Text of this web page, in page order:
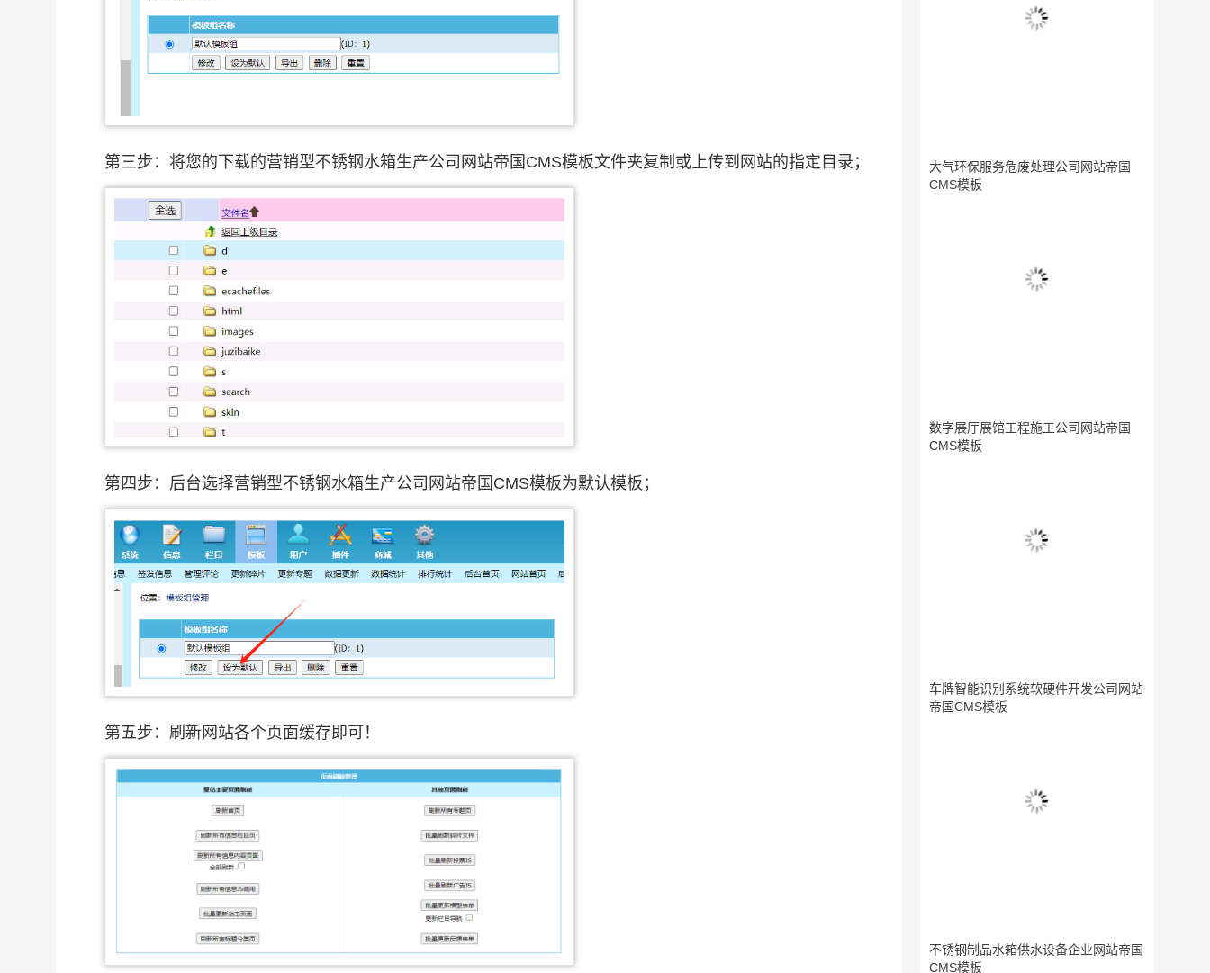
第三步：将您的下载的营销型不锈钢水箱生产公司网站帝国CMS模板文件夹复制或上传到网站的指定目录；
第四步：后台选择营销型不锈钢水箱生产公司网站帝国CMS模板为默认模板；
第五步：刷新网站各个页面缓存即可！
大气环保服务危废处理公司网站帝国
CMS模板
数字展厅展馆工程施工公司网站帝国
CMS模板
车牌智能识别系统软硬件开发公司网站
帝国CMS模板
不锈钢制品水箱供水设备企业网站帝国
CMS模板